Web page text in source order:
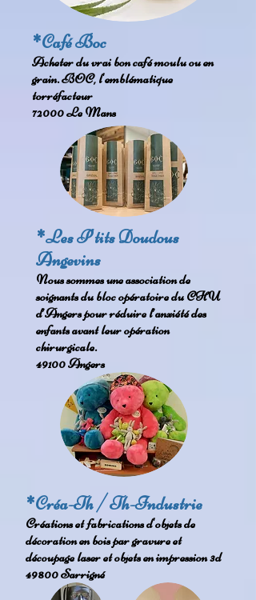
*Café Boc
Acheter du vrai bon café moulu ou en
grain. BOC, l'emblématique
torréfacteur
72000 Le Mans
*Les P'tits Doudous
Angevins
Nous sommes une association de
soignants du bloc opératoire du CHU
d’Angers pour réduire l’anxiété des
enfants avant leur opération
chirurgicale.
49100 Angers
*Créa-Th / Th-Industrie
Créations et fabrications d'objets de
décoration en bois par gravure et
découpage laser et objets en impression 3d
49800 Sarrigné